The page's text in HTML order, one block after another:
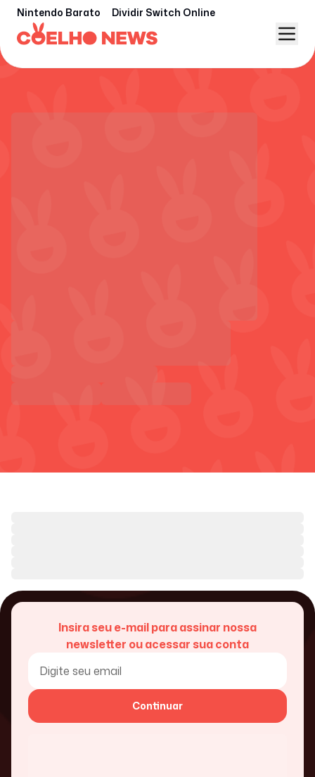
Nintendo Barato Dividir Switch Online
Insira seu e-mail para assinar nossa
newsletter ou acessar sua conta
Continuar